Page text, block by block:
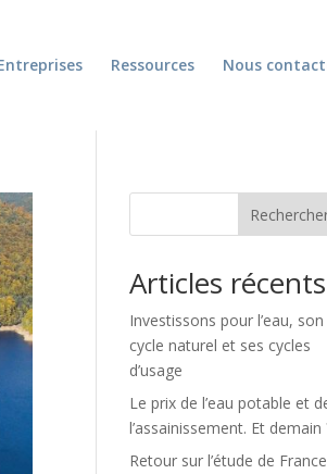
Ressources Nous
Articles récents
Investissons pour l’eau, son
cycle naturel et ses cycles
d’usage
Le prix de l’eau potable et
l’assainissement. Et demain
Retour sur l’étude de France